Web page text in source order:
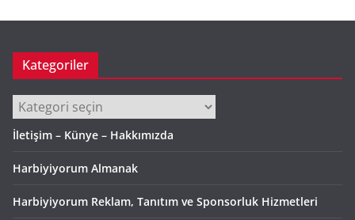
Kategoriler
Kategoriler
İletişim – Künye – Hakkımızda
Harbiyiyorum Almanak
Harbiyiyorum Reklam, Tanıtım ve Sponsorluk Hizmetleri